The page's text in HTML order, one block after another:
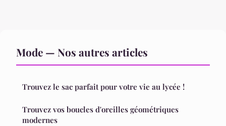
Mode — Nos autres articles
Trouvez le sac parfait pour votre vie au lycée !
Trouvez vos boucles d'oreilles géométriques
modernes